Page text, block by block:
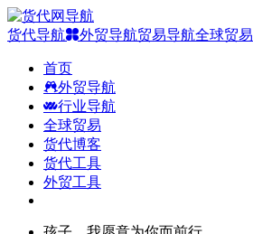
货代导航 外贸导航贸易导航全球贸易
首页
外贸导航
行业导航
全球贸易
货代博客
货代工具
外贸工具